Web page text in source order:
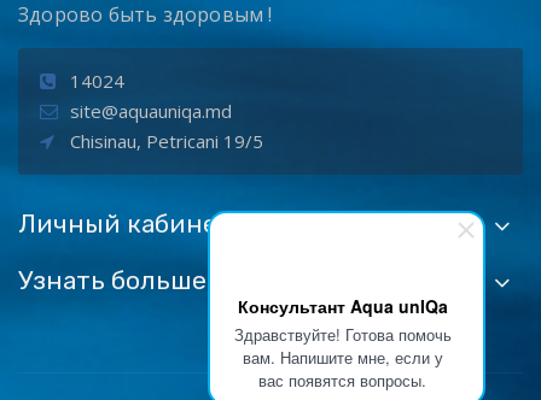
Консультант Aqua unIQa
Здравствуйте! Готова помочь
вам. Напишите мне, если у
вас появятся вопросы.
Здорово быть здоровым !
14024
site@aquauniqa.md
Chisinau, Petricani 19/5
Личный кабинет
Узнать больше: